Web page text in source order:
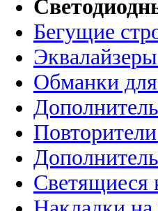
Бегущие
Обманки